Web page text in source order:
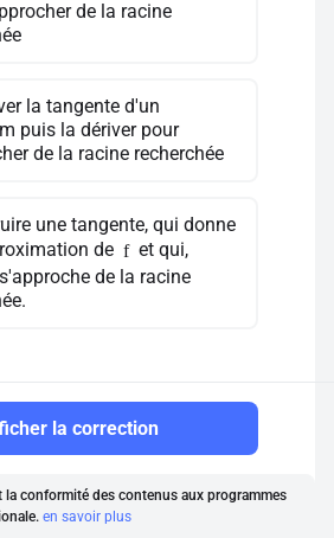
de la racine
la tangente d'un
puis la dériver pour
de la racine recherchée
une tangente, qui donne
de f et qui,
de la racine
la correction
la conformité des contenus aux programmes
en savoir plus